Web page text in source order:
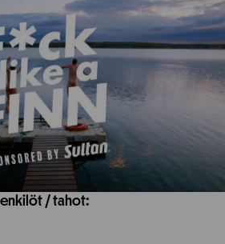
/ tahot: